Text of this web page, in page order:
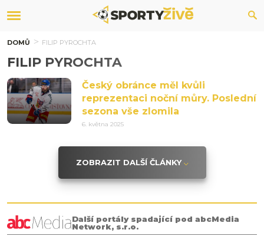
DOMŮ FILIP PYROCHTA
FILIP PYROCHTA
Český obránce měl kvůli
reprezentaci noční můry. Poslední
sezona vše zlomila
6. května 2025
ZOBRAZIT DALŠÍ ČLÁNKY
Další portály spadající pod abcMedia
Network, s.r.o.